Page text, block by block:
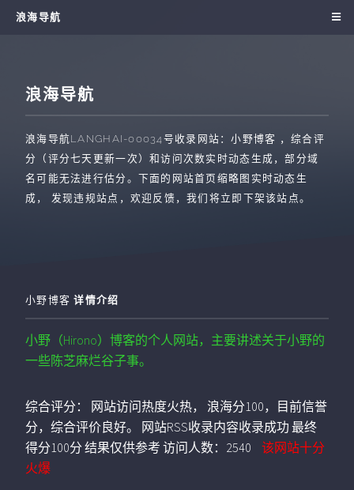
浪海导航
浪海导航
浪海导航LANGHAI-00034号收录网站：小野博客 ，综合评
分（评分七天更新一次）和访问次数实时动态生成，部分域
名可能无法进行估分。下面的网站首页缩略图实时动态生
成， 发现违规站点，欢迎反馈，我们将立即下架该站点。
小野博客 详情介绍
小野（Hirono）博客的个人网站，主要讲述关于小野的
一些陈芝麻烂谷子事。
综合评分：
网站访问热度火热， 浪海分100，目前信誉
分，综合评价良好。 网站RSS收录内容收录成功 最终
得分100分 结果仅供参考 访问人数： 2540
该网站十分
火爆